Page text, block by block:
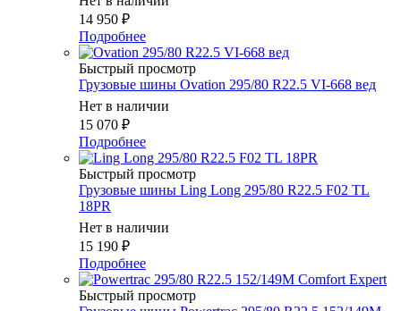
14 950 ₽
Подробнее
Быстрый просмотр
Грузовые шины Ovation 295/80 R22.5 VI-668 вед
Нет в наличии
15 070 ₽
Подробнее
Быстрый просмотр
Грузовые шины Ling Long 295/80 R22.5 F02 TL
18PR
Нет в наличии
15 190 ₽
Подробнее
Быстрый просмотр